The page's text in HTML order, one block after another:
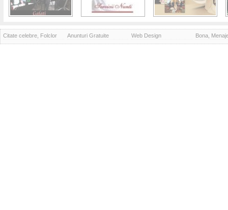
Citate celebre, Folclor Anunturi Gratuite Web Design Bona,